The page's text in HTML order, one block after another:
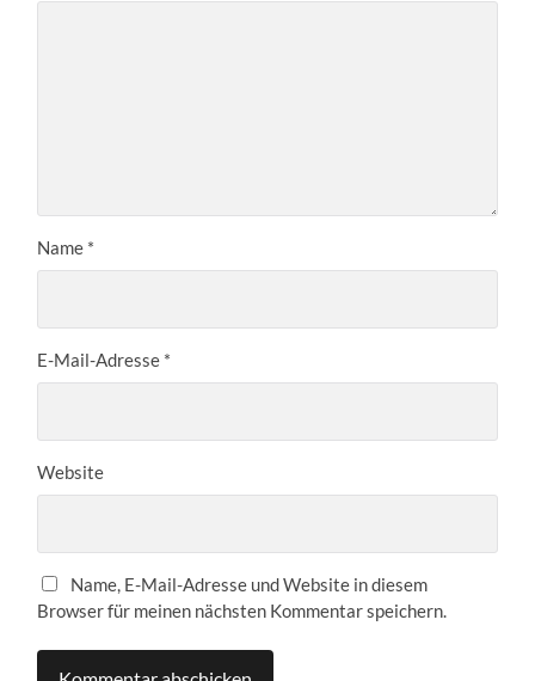
Name *
E-Mail-Adresse *
Website
Name, E-Mail-Adresse und Website in diesem
Browser für meinen nächsten Kommentar speichern.